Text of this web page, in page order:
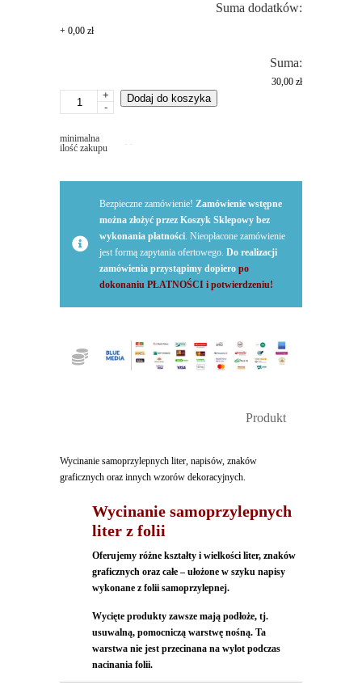
Suma dodatków:
+ 0,00 zł
Suma:
30,00 zł
Wycinanie
samoprzylepnych
+
-
Dodaj do koszyka
minimalna
ilość zakupu
Bezpieczne zamówienie! Zamówienie wstępne
można złożyć przez Koszyk Sklepowy bez
wykonania płatności. Nieopłacone zamówienie
jest formą zapytania ofertowego. Do realizacji
zamówienia przystąpimy dopiero po
dokonaniu PŁATNOŚCI i potwierdzeniu!
Produkt
Wycinanie samoprzylepnych liter, napisów, znaków
graficznych oraz innych wzorów dekoracyjnych.
Wycinanie samoprzylepnych
liter z folii
Oferujemy różne kształty i wielkości liter, znaków
graficznych oraz całe – ułożone w szyku napisy
wykonane z folii samoprzylepnej.
Wycięte produkty zawsze mają podłoże, tj.
usuwalną, pomocniczą warstwę nośną. Ta
warstwa nie jest przecinana na wylot podczas
nacinania folii.